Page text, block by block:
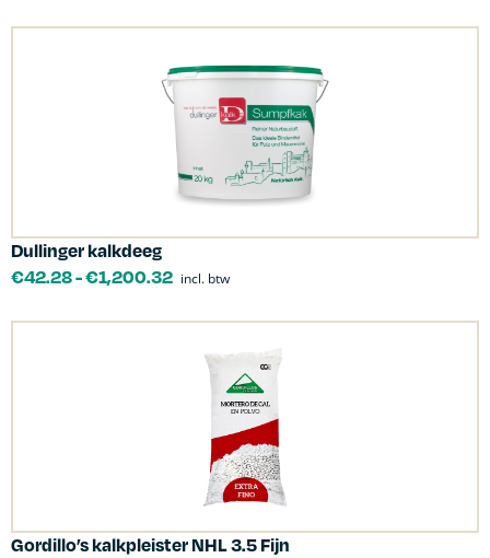
Dullinger kalkdeeg
€42.28-€1,200.32 incl. btw
Gordillo’s kalkpleister NHL 3.5 Fijn